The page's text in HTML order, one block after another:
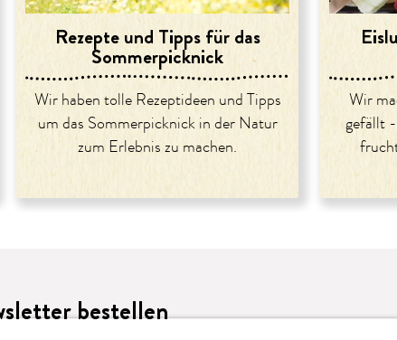
Rezepte und Tipps für das
Sommerpicknick
Wir haben tolle Rezeptideen und Tipps
um das Sommerpicknick in der Natur
zum Erlebnis zu machen.
Wir
gefällt -
bestellen